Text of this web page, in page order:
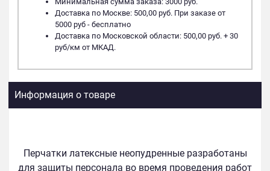
Доставка по Москве: 500,00 руб. При заказе от
5000 руб - бесплатно
Доставка по Московской области: 500,00 руб. + 30
руб/км от МКАД.
Информация о товаре
Перчатки латексные неопудренные разработаны
для защиты персонала во время проведения работ